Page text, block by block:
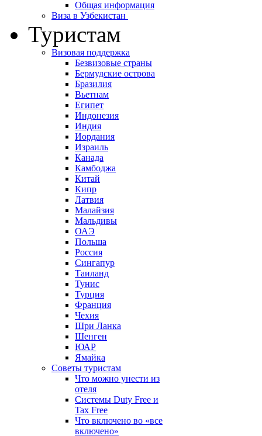
Общая информация
Виза в Узбекистан
Туристам
Визовая поддержка
Безвизовые страны
Бермудские острова
Бразилия
Вьетнам
Египет
Индонезия
Индия
Иордания
Израиль
Канада
Камбоджа
Китай
Кипр
Латвия
Малайзия
Мальдивы
ОАЭ
Польша
Россия
Сингапур
Таиланд
Тунис
Турция
Франция
Чехия
Шри Ланка
Шенген
ЮАР
Ямайка
Советы туристам
Что можно унести из
отеля
Системы Duty Free и
Tax Free
Что включено во «все
включено»